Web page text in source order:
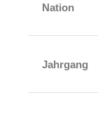
Nation
Jahrgang